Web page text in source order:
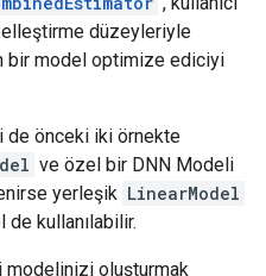
step = 0
listeners before
listeners before
for 20 into /tmp/
listeners after
listeners after
step: 0.58060575.
step: 0.58060575.
düzeyleriyle
bir model optimize ediciyi
de önceki iki örnekte
ve özel bir DNN Modeli
yerleşik LinearModel
kullanılabilir.
modelinizi oluşturmak